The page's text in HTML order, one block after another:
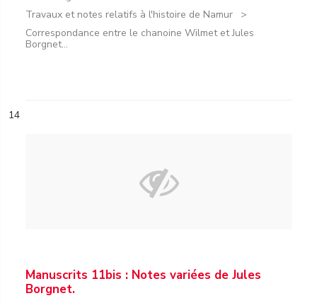
Travaux et notes relatifs à l'histoire de Namur
Correspondance entre le chanoine Wilmet et Jules
Borgnet...
14
Manuscrits 11bis : Notes variées de Jules
Borgnet.